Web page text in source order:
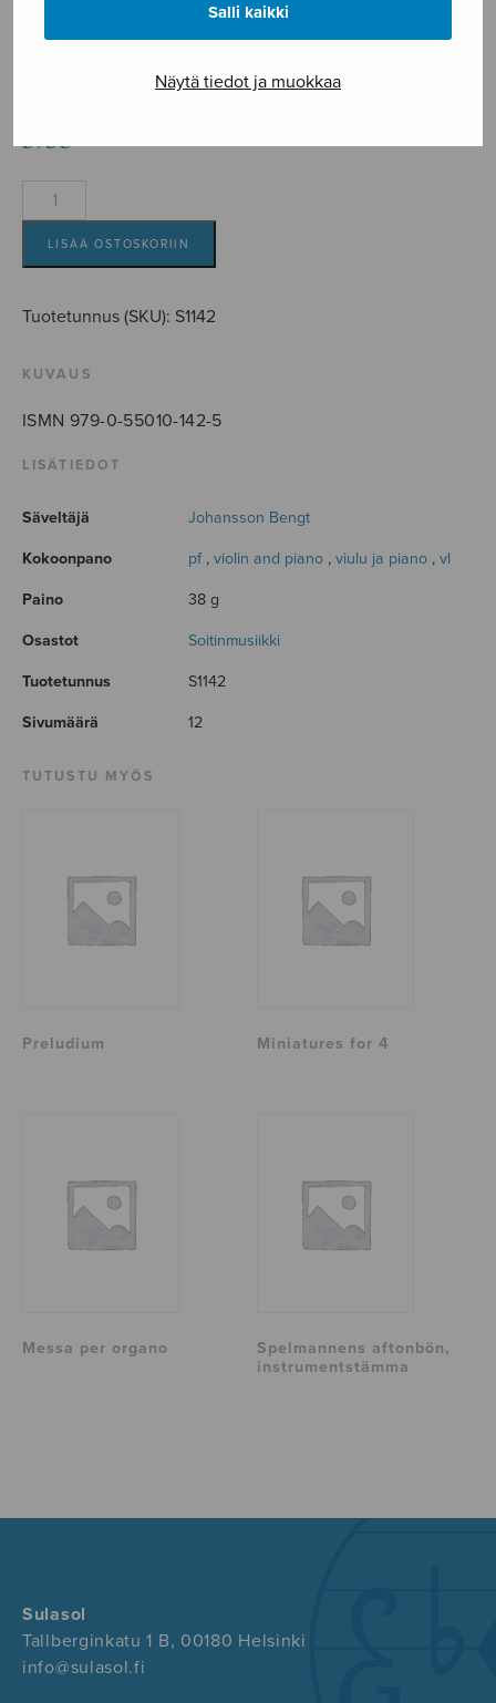
Salli kaikki
Näytä tiedot ja muokkaa
Danza burlesca
Johansson Bengt
Danza
burlesca
määräLISÄÄ OSTOSKORIIN
Tuotetunnus (SKU): S1142
KUVAUS
ISMN 979-0-55010-142-5
LISÄTIEDOT
Säveltäjä Johansson Bengt
Kokoonpano pf, violin and piano , viulu ja piano , vl
Paino 38 g
Osastot Soitinmusiikki
Tuotetunnus S1142
Sivumäärä 12
TUTUSTU MYÖS
Preludium Miniatures for 4
Messa per organo
Spelmannens aftonbön,
instrumentstämma
Sulasol
Tallberginkatu 1 B, 00180 Helsinki
info@sulasol.fi